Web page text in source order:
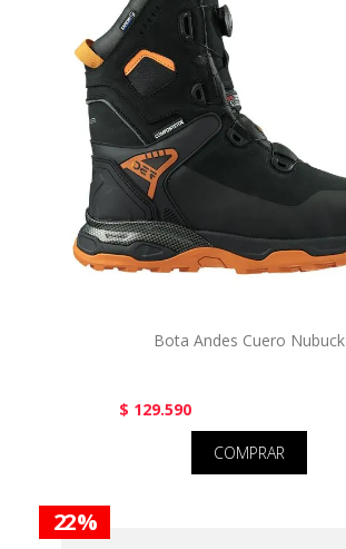
Bota Andes Cuero Nubuck
$ 129.590
COMPRAR
22 %